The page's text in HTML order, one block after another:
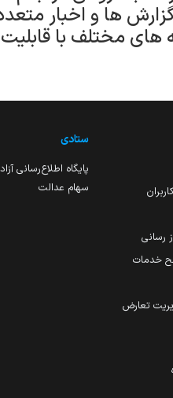
ها و اخبار
های مختلف با
رسانی
خدمات
تعارض
ستادی
پایگاه اطلاع‌رسانی
سهام عدالت